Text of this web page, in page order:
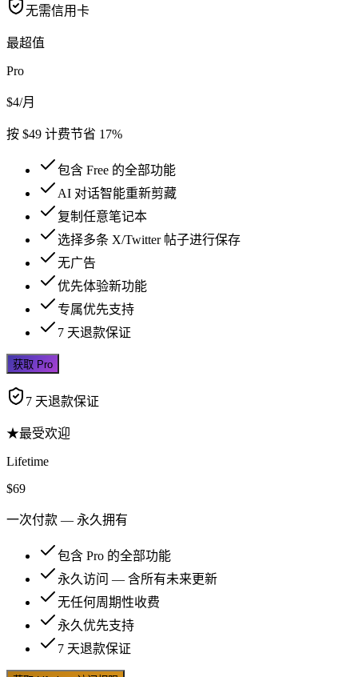
无需信用卡
最超值
Pro
$4/月
按 $49 计费节省 17%
包含 Free 的全部功能
AI 对话智能重新剪藏
复制任意笔记本
选择多条 X/Twitter 帖子进行保存
无广告
优先体验新功能
专属优先支持
7 天退款保证
获取 Pro
7 天退款保证
★最受欢迎
Lifetime
$69
一次付款 — 永久拥有
包含 Pro 的全部功能
永久访问 — 含所有未来更新
无任何周期性收费
永久优先支持
7 天退款保证